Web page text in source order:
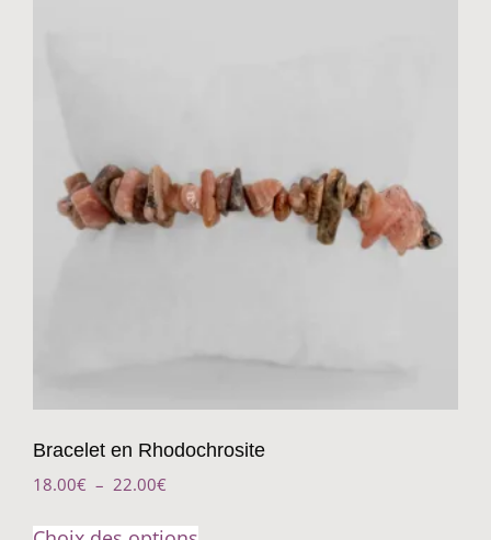
Bracelet en Rhodochrosite
18.00€ – 22.00€